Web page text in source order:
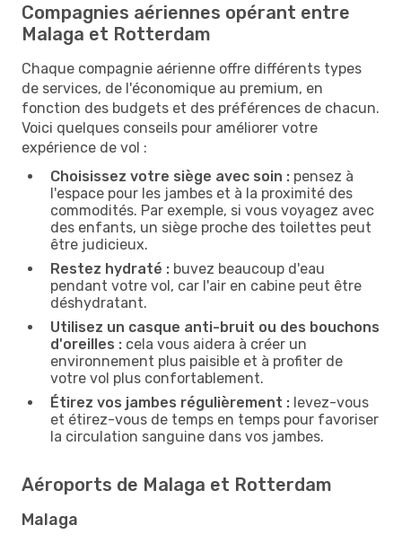
Compagnies aériennes opérant entre
Malaga et Rotterdam
Chaque compagnie aérienne offre différents types
de services, de l'économique au premium, en
fonction des budgets et des préférences de chacun.
Voici quelques conseils pour améliorer votre
expérience de vol :
Choisissez votre siège avec soin : pensez à
l'espace pour les jambes et à la proximité des
commodités. Par exemple, si vous voyagez avec
des enfants, un siège proche des toilettes peut
être judicieux.
Restez hydraté : buvez beaucoup d'eau
pendant votre vol, car l'air en cabine peut être
déshydratant.
Utilisez un casque anti-bruit ou des bouchons
d'oreilles : cela vous aidera à créer un
environnement plus paisible et à profiter de
votre vol plus confortablement.
Étirez vos jambes régulièrement : levez-vous
et étirez-vous de temps en temps pour favoriser
la circulation sanguine dans vos jambes.
Aéroports de Malaga et Rotterdam
Malaga